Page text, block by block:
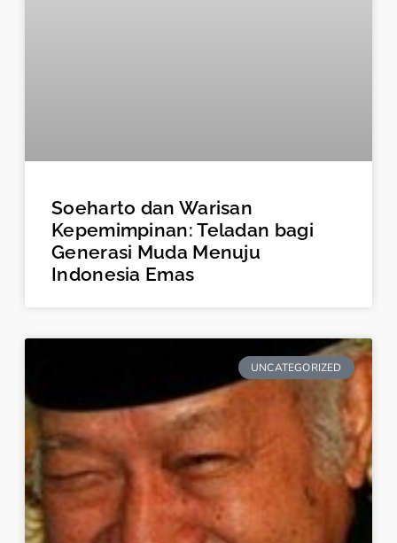
Soeharto dan Warisan
Kepemimpinan: Teladan bagi
Generasi Muda Menuju
Indonesia Emas
UNCATEGORIZED